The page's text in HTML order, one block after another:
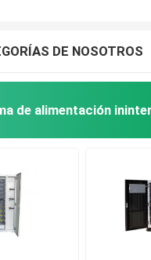
DE NOSOTROS